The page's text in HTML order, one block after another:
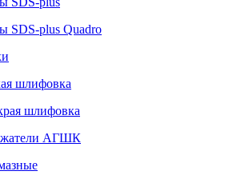
SDS-plus Quadro
шлифовка
шлифовка
АГШК